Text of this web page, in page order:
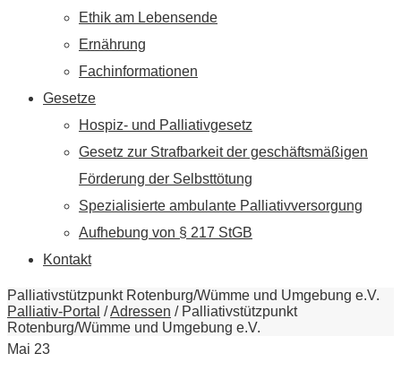
Ethik am Lebensende
Ernährung
Fachinformationen
Gesetze
Hospiz- und Palliativgesetz
Gesetz zur Strafbarkeit der geschäftsmäßigen
Förderung der Selbsttötung
Spezialisierte ambulante Palliativversorgung
Aufhebung von § 217 StGB
Kontakt
Palliativstützpunkt Rotenburg/Wümme und Umgebung e.V.
Palliativ-Portal /Adressen / Palliativstützpunkt
Rotenburg/Wümme und Umgebung e.V.
Mai 23